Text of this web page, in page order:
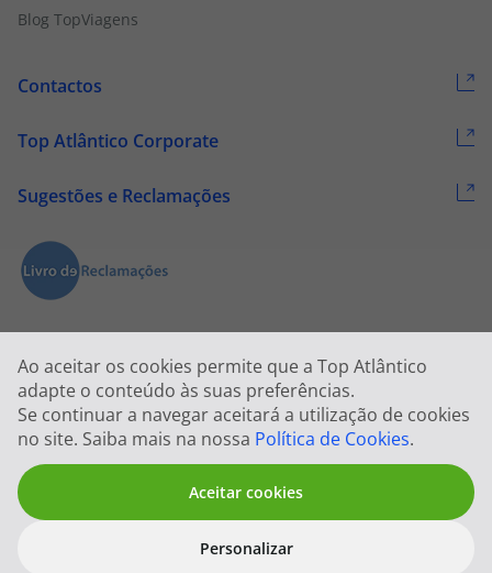
Ao aceitar os cookies permite que a Top Atlântico
adapte o conteúdo às suas preferências.
Se continuar a navegar aceitará a utilização de cookies
no site. Saiba mais na nossa Política de Cookies.
Aceitar cookies
Personalizar
Blog TopViagens
Contactos
Top Atlântico Corporate
Sugestões e Reclamações
2026 © Todos os direitos reservados:Top Atlântico, Viagens e Turismo